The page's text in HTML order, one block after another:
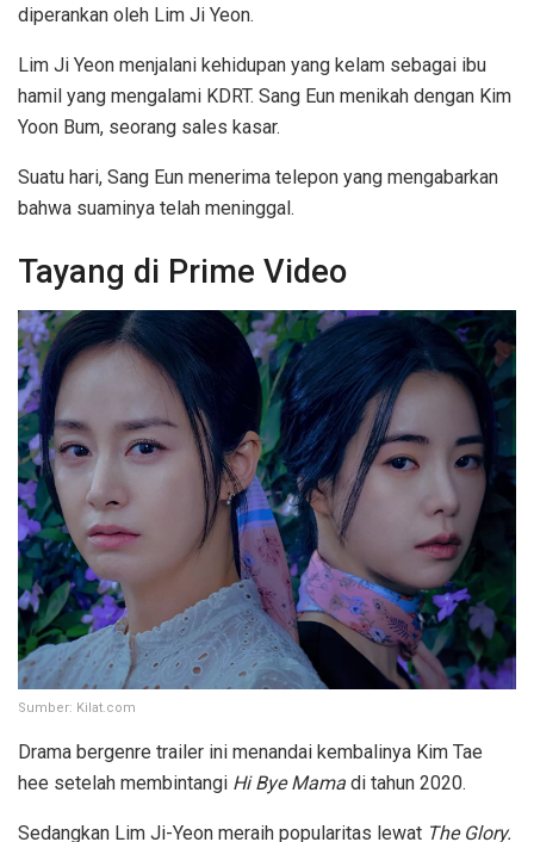
diperankan oleh Lim Ji Yeon.
Lim Ji Yeon menjalani kehidupan yang kelam sebagai ibu
hamil yang mengalami KDRT. Sang Eun menikah dengan Kim
Yoon Bum, seorang sales kasar.
Suatu hari, Sang Eun menerima telepon yang mengabarkan
bahwa suaminya telah meninggal.
Tayang di Prime Video
Sumber: Kilat.com
Drama bergenre trailer ini menandai kembalinya Kim Tae
hee setelah membintangi Hi Bye Mama di tahun 2020.
Sedangkan Lim Ji-Yeon meraih popularitas lewat The Glory.